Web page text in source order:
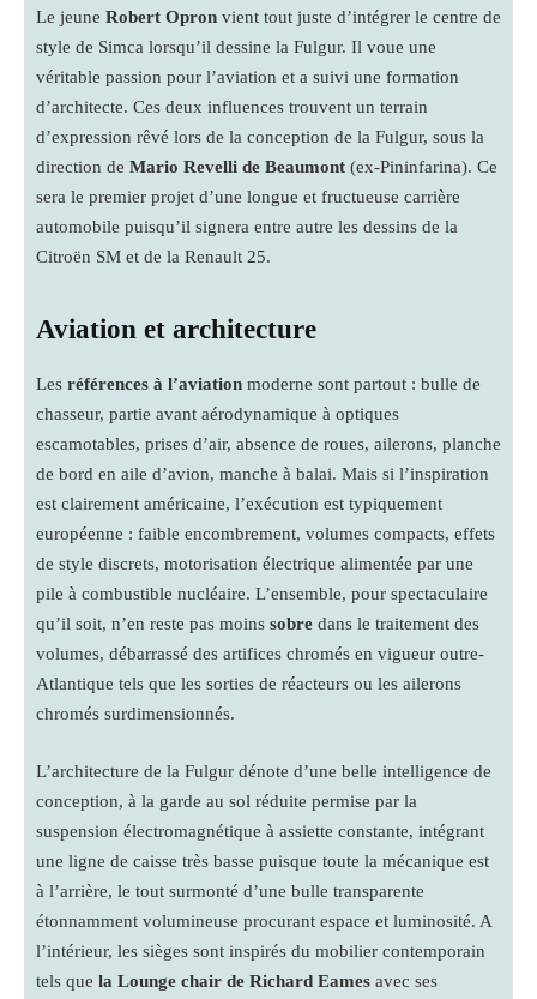
Le jeune Robert Opron vient tout juste d’intégrer le centre de
style de Simca lorsqu’il dessine la Fulgur. Il voue une
véritable passion pour l’aviation et a suivi une formation
d’architecte. Ces deux influences trouvent un terrain
d’expression rêvé lors de la conception de la Fulgur, sous la
direction de Mario Revelli de Beaumont (ex-Pininfarina). Ce
sera le premier projet d’une longue et fructueuse carrière
automobile puisqu’il signera entre autre les dessins de la
Citroën SM et de la Renault 25.
Aviation et architecture
Les références à l’aviation moderne sont partout : bulle de
chasseur, partie avant aérodynamique à optiques
escamotables, prises d’air, absence de roues, ailerons, planche
de bord en aile d’avion, manche à balai. Mais si l’inspiration
est clairement américaine, l’exécution est typiquement
européenne : faible encombrement, volumes compacts, effets
de style discrets, motorisation électrique alimentée par une
pile à combustible nucléaire. L’ensemble, pour spectaculaire
qu’il soit, n’en reste pas moins sobre dans le traitement des
volumes, débarrassé des artifices chromés en vigueur outre-
Atlantique tels que les sorties de réacteurs ou les ailerons
chromés surdimensionnés.
L’architecture de la Fulgur dénote d’une belle intelligence de
conception, à la garde au sol réduite permise par la
suspension électromagnétique à assiette constante, intégrant
une ligne de caisse très basse puisque toute la mécanique est
à l’arrière, le tout surmonté d’une bulle transparente
étonnamment volumineuse procurant espace et luminosité. A
l’intérieur, les sièges sont inspirés du mobilier contemporain
tels que la Lounge chair de Richard Eames avec ses